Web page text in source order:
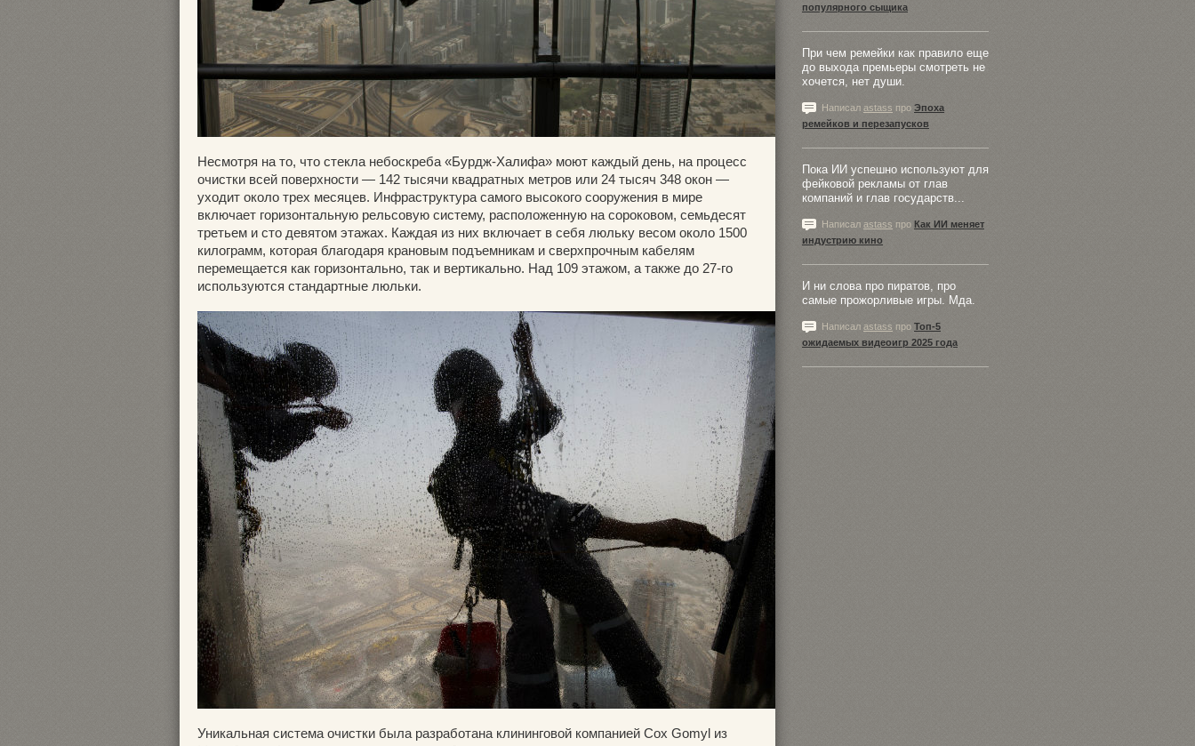
Несмотря на то, что стекла небоскреба «Бурдж-Халифа» моют каждый день, на процесс
очистки всей поверхности — 142 тысячи квадратных метров или 24 тысяч 348 окон —
уходит около трех месяцев. Инфраструктура самого высокого сооружения в мире
включает горизонтальную рельсовую систему, расположенную на сороковом, семьдесят
третьем и сто девятом этажах. Каждая из них включает в себя люльку весом около 1500
килограмм, которая благодаря крановым подъемникам и сверхпрочным кабелям
перемещается как горизонтально, так и вертикально. Над 109 этажом, а также до 27-го
используются стандартные люльки.
Уникальная система очистки была разработана клининговой компанией Cox Gomyl из
популярного сыщика
При чем ремейки как правило еще
до выхода премьеры смотреть не
хочется, нет души.
Написал astass про Эпоха
ремейков и перезапусков
Пока ИИ успешно используют для
фейковой рекламы от глав
компаний и глав государств...
Написал astass про Как ИИ меняет
индустрию кино
И ни слова про пиратов, про
самые прожорливые игры. Мда.
Написал astass про Топ-5
ожидаемых видеоигр 2025 года